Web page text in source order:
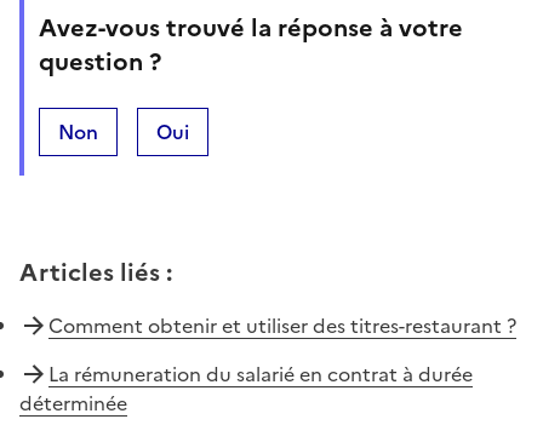
Avez-vous trouvé la réponse à votre
question ?
Non Oui
Articles liés :
Comment obtenir et utiliser des titres-restaurant ?
La rémuneration du salarié en contrat à durée
déterminée